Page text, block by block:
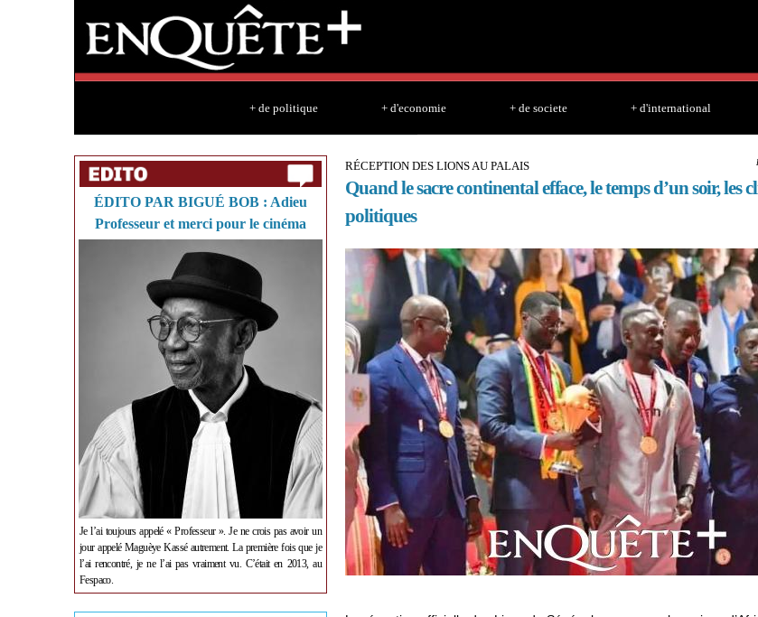
+ de politique + d'economie + de societe + d'international
ÉDITO PAR BIGUÉ BOB : Adieu
Professeur et merci pour le cinéma
Je l’ai toujours appelé « Professeur ». Je ne crois pas avoir un
jour appelé Maguèye Kassé autrement. La première fois que je
l’ai rencontré, je ne l’ai pas vraiment vu. C’était en 2013, au
Fespaco.
RÉCEPTION DES LIONS AU PALAIS
Quand le sacre continental efface, le temps d’un soir, les
politiques